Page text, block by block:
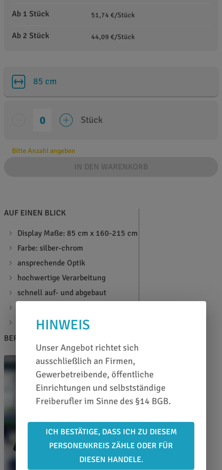
Ab 1 Stück
51,74 €/Stück
Ab 2 Stück 44,09 €/Stück
85 cm
Stück
Bitte Anzahl angeben
IN DEN WARENKORB
AUF EINEN BLICK
Display Maße: 85 cm x 160-215 cm
Farbe: silber-chrom
ansprechende Optik
hochwertige Verarbeitung
schnell auf- und abgebaut
Ober- und Unterseite: Klick-System
BERATEN LASSEN
HINWEIS
Unser Angebot richtet sich
ausschließlich an Firmen,
Gewerbetreibende, öffentliche
Einrichtungen und selbstständige
Freiberufler im Sinne des §14 BGB.
ICH BESTÄTIGE, DASS ICH ZU DIESEM
PERSONENKREIS ZÄHLE ODER FÜR
DIESEN HANDELE.